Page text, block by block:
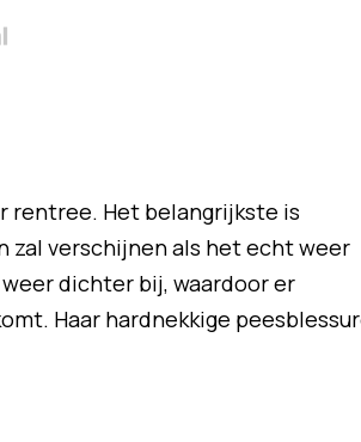
rentree. Het belangrijkste is
zal verschijnen als het echt weer
dichter bij, waardoor er
Haar hardnekkige